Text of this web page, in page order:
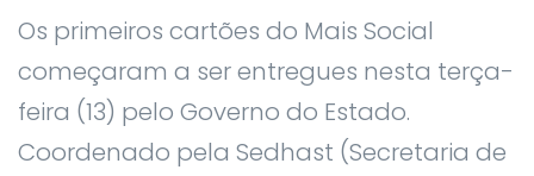
Os primeiros cartões do Mais Social
começaram a ser entregues nesta terça-
feira (13) pelo Governo do Estado.
Coordenado pela Sedhast (Secretaria de